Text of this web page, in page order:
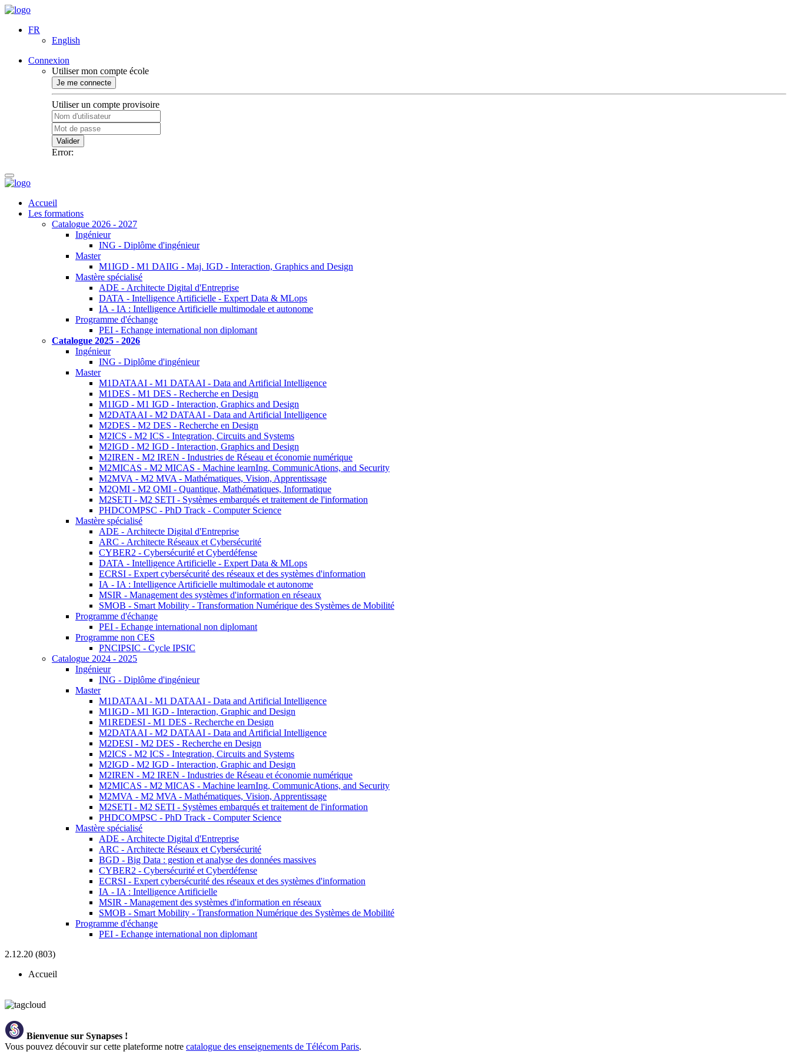
FR
English
Connexion
Utiliser mon compte école
Je me connecte
Utiliser un compte provisoire
Valider
Error:
Accueil
Les formations
Catalogue 2026 - 2027
Ingénieur
ING - Diplôme d'ingénieur
Master
M1IGD - M1 DAIIG - Maj. IGD - Interaction, Graphics and Design
Mastère spécialisé
ADE - Architecte Digital d'Entreprise
DATA - Intelligence Artificielle - Expert Data & MLops
IA - IA : Intelligence Artificielle multimodale et autonome
Programme d'échange
PEI - Echange international non diplomant
Catalogue 2025 - 2026
Ingénieur
ING - Diplôme d'ingénieur
Master
M1DATAAI - M1 DATAAI - Data and Artificial Intelligence
M1DES - M1 DES - Recherche en Design
M1IGD - M1 IGD - Interaction, Graphics and Design
M2DATAAI - M2 DATAAI - Data and Artificial Intelligence
M2DES - M2 DES - Recherche en Design
M2ICS - M2 ICS - Integration, Circuits and Systems
M2IGD - M2 IGD - Interaction, Graphics and Design
M2IREN - M2 IREN - Industries de Réseau et économie numérique
M2MICAS - M2 MICAS - Machine learnIng, CommunicAtions, and Security
M2MVA - M2 MVA - Mathématiques, Vision, Apprentissage
M2QMI - M2 QMI - Quantique, Mathématiques, Informatique
M2SETI - M2 SETI - Systèmes embarqués et traitement de l'information
PHDCOMPSC - PhD Track - Computer Science
Mastère spécialisé
ADE - Architecte Digital d'Entreprise
ARC - Architecte Réseaux et Cybersécurité
CYBER2 - Cybersécurité et Cyberdéfense
DATA - Intelligence Artificielle - Expert Data & MLops
ECRSI - Expert cybersécurité des réseaux et des systèmes d'information
IA - IA : Intelligence Artificielle multimodale et autonome
MSIR - Management des systèmes d'information en réseaux
SMOB - Smart Mobility - Transformation Numérique des Systèmes de Mobilité
Programme d'échange
PEI - Echange international non diplomant
Programme non CES
PNCIPSIC - Cycle IPSIC
Catalogue 2024 - 2025
Ingénieur
ING - Diplôme d'ingénieur
Master
M1DATAAI - M1 DATAAI - Data and Artificial Intelligence
M1IGD - M1 IGD - Interaction, Graphic and Design
M1REDESI - M1 DES - Recherche en Design
M2DATAAI - M2 DATAAI - Data and Artificial Intelligence
M2DESI - M2 DES - Recherche en Design
M2ICS - M2 ICS - Integration, Circuits and Systems
M2IGD - M2 IGD - Interaction, Graphic and Design
M2IREN - M2 IREN - Industries de Réseau et économie numérique
M2MICAS - M2 MICAS - Machine learnIng, CommunicAtions, and Security
M2MVA - M2 MVA - Mathématiques, Vision, Apprentissage
M2SETI - M2 SETI - Systèmes embarqués et traitement de l'information
PHDCOMPSC - PhD Track - Computer Science
Mastère spécialisé
ADE - Architecte Digital d'Entreprise
ARC - Architecte Réseaux et Cybersécurité
BGD - Big Data : gestion et analyse des données massives
CYBER2 - Cybersécurité et Cyberdéfense
ECRSI - Expert cybersécurité des réseaux et des systèmes d'information
IA - IA : Intelligence Artificielle
MSIR - Management des systèmes d'information en réseaux
SMOB - Smart Mobility - Transformation Numérique des Systèmes de Mobilité
Programme d'échange
PEI - Echange international non diplomant
2.12.20 (803)
Accueil
Bienvenue sur Synapses !
Vous pouvez découvir sur cette plateforme notre catalogue des enseignements de Télécom Paris.